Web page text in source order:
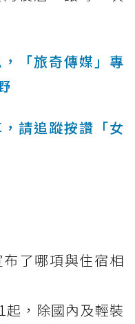
「旅奇傳媒」專
請追蹤按讚「女
了哪項與住宿相
，除國內及輕裝